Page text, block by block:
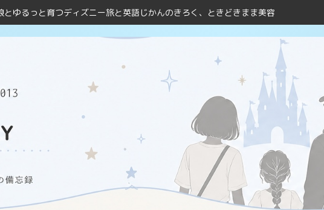
とゆるっと育つディズニー旅と英語じかんのきろく、ときどきまま美容